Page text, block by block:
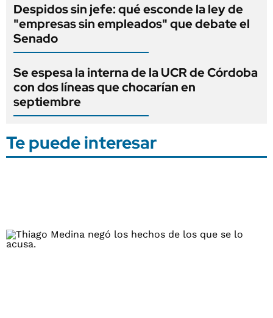
Despidos sin jefe: qué esconde la ley de
"empresas sin empleados" que debate el
Senado
Se espesa la interna de la UCR de Córdoba
con dos líneas que chocarían en
septiembre
Te puede interesar